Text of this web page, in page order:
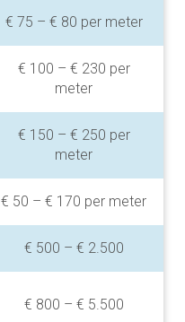
€ 75 – € 80 per meter
€ 100 – € 230 per
meter
€ 150 – € 250 per
meter
€ 50 – € 170 per meter
€ 500 – € 2.500
€ 800 – € 5.500